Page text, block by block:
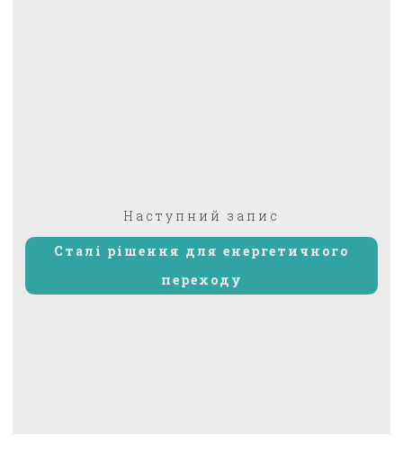
Наступний запис
Сталі рішення для енергетичного
переходу